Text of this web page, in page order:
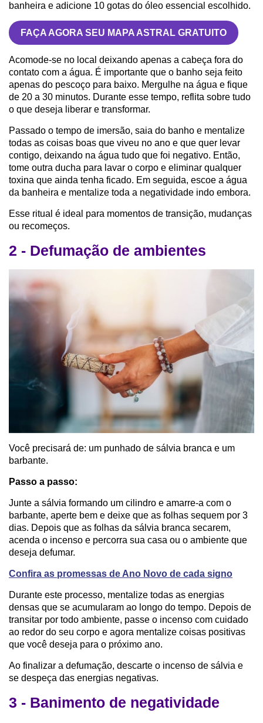
banheira e adicione 10 gotas do óleo essencial escolhido.
FAÇA AGORA SEU MAPA ASTRAL GRATUITO
Acomode-se no local deixando apenas a cabeça fora do
contato com a água. É importante que o banho seja feito
apenas do pescoço para baixo. Mergulhe na água e fique
de 20 a 30 minutos. Durante esse tempo, reflita sobre tudo
o que deseja liberar e transformar.
Passado o tempo de imersão, saia do banho e mentalize
todas as coisas boas que viveu no ano e que quer levar
contigo, deixando na água tudo que foi negativo. Então,
tome outra ducha para lavar o corpo e eliminar qualquer
toxina que ainda tenha ficado. Em seguida, escoe a água
da banheira e mentalize toda a negatividade indo embora.
Esse ritual é ideal para momentos de transição, mudanças
ou recomeços.
2 - Defumação de ambientes
Você precisará de: um punhado de sálvia branca e um
barbante.
Passo a passo:
Junte a sálvia formando um cilindro e amarre-a com o
barbante, aperte bem e deixe que as folhas sequem por 3
dias. Depois que as folhas da sálvia branca secarem,
acenda o incenso e percorra sua casa ou o ambiente que
deseja defumar.
Confira as promessas de Ano Novo de cada signo
Durante este processo, mentalize todas as energias
densas que se acumularam ao longo do tempo. Depois de
transitar por todo ambiente, passe o incenso com cuidado
ao redor do seu corpo e agora mentalize coisas positivas
que você deseja para o próximo ano.
Ao finalizar a defumação, descarte o incenso de sálvia e
se despeça das energias negativas.
3 - Banimento de negatividade